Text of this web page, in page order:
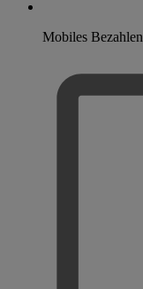
Mobiles Bezahlen